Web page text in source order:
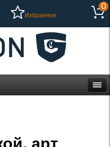
Избранное
0